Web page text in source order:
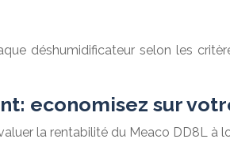
déshumidificateur selon les
economisez sur
la rentabilité du Meaco DD8L à